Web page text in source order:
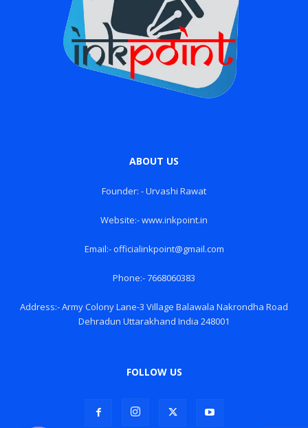
ABOUT US
Founder: - Urvashi Rawat
Website:- www.inkpoint.in
Email:- officialinkpoint@gmail.com
Phone:- 7668060383
Address:- Army Colony Lane-3 Village Balawala Nakrondha Road
Dehradun Uttarakhand India 248001
FOLLOW US